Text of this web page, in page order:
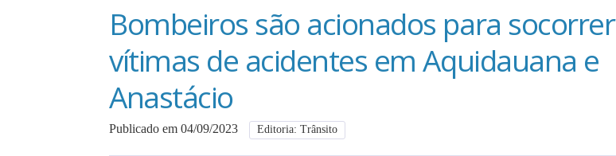
Bombeiros são acionados para socorrer
vítimas de acidentes em Aquidauana e
Anastácio
Publicado em 04/09/2023 Editoria: Trânsito